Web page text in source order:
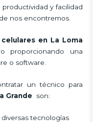
y facilidad
nos encontremos.
en La Loma
una
o software.
un técnico para
Grande son:
tecnologías